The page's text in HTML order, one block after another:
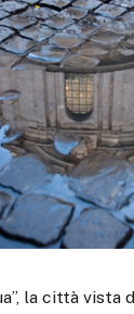
la città vista